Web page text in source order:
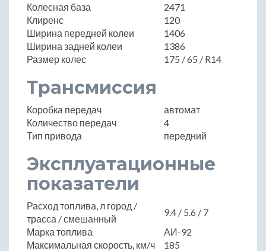
Колесная база
2471
Клиренс
120
Ширина передней колеи
1406
Ширина задней колеи
1386
Размер колес
175 / 65 / R14
Трансмиссия
Коробка передач
автомат
Количество передач
4
Тип привода
передний
Эксплуатационные
показатели
Расход топлива, л город /
трасса / смешанный
9.4 / 5.6 / 7
Марка топлива
АИ-92
Максимальная скорость, км/ч
185